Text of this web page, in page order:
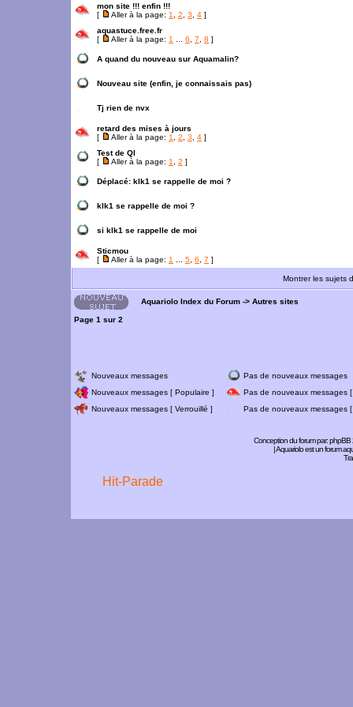
mon site !!! enfin !!!
[
Aller à la page: 1 2 3 4 ]
aquastuce.free.fr
[
Aller à la page: 1 6 7 8 ]
A quand du nouveau sur Aquamalin?
Nouveau site (enfin, je connaissais pas)
Tj rien de nvx
retard des mises à jours
[
Aller à la page: 1 2 3 4 ]
Test de QI
[
Aller à la page: 1 2 ]
Déplacé: klk1 se rappelle de moi ?
klk1 se rappelle de moi ?
si klk1 se rappelle de moi
Sticmou
[
Aller à la page: 1 5 6 7 ]
Montrer les sujets
Aquariolo Index du Forum -> Autres sites
Page 1 sur 2
Nouveaux messages
Pas de nouveaux messages
Nouveaux messages [ Populaire ]
Pas de nouveaux messages
Nouveaux messages [ Verrouillé ]
Pas de nouveaux messages [
Conception du forum par:phpBB
| Aquariolo est un forum